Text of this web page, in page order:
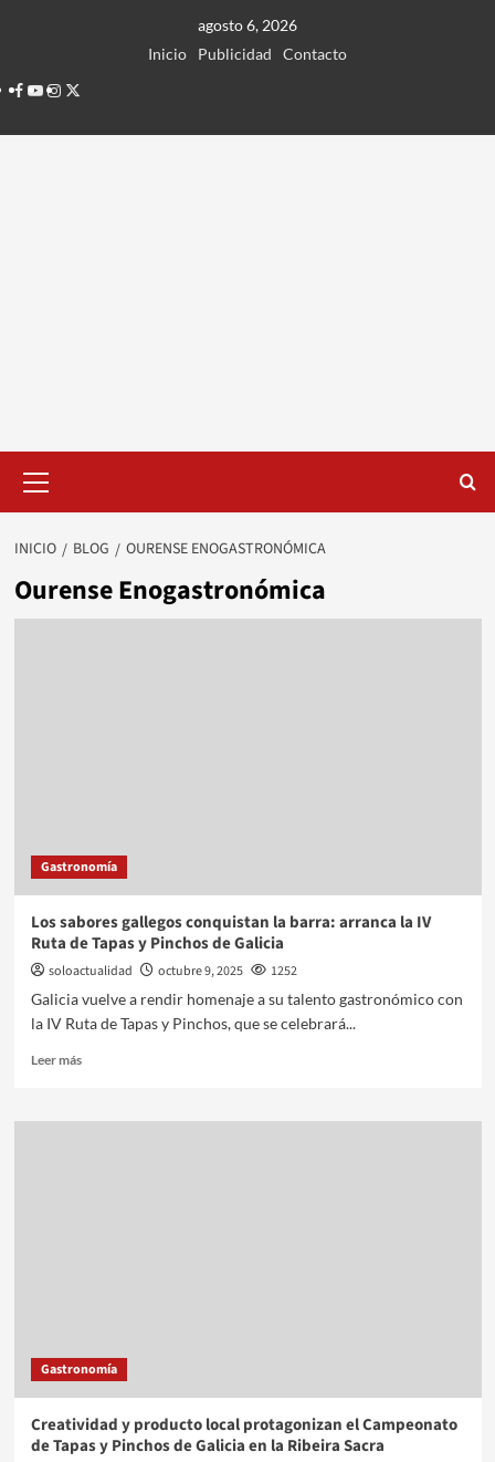
agosto 6, 2026
Inicio
Publicidad
Contacto
Facebook
Youtube
Instagram
Twitter
principal
INICIO BLOG OURENSE ENOGASTRONÓMICA
Ourense Enogastronómica
Gastronomía
Los sabores gallegos conquistan la barra: arranca la IV
Ruta de Tapas y Pinchos de Galicia
soloactualidad octubre 9, 2025
1252
Galicia vuelve a rendir homenaje a su talento gastronómico con
la IV Ruta de Tapas y Pinchos, que se celebrará...
Leer más
Gastronomía
Creatividad y producto local protagonizan el Campeonato
de Tapas y Pinchos de Galicia en la Ribeira Sacra